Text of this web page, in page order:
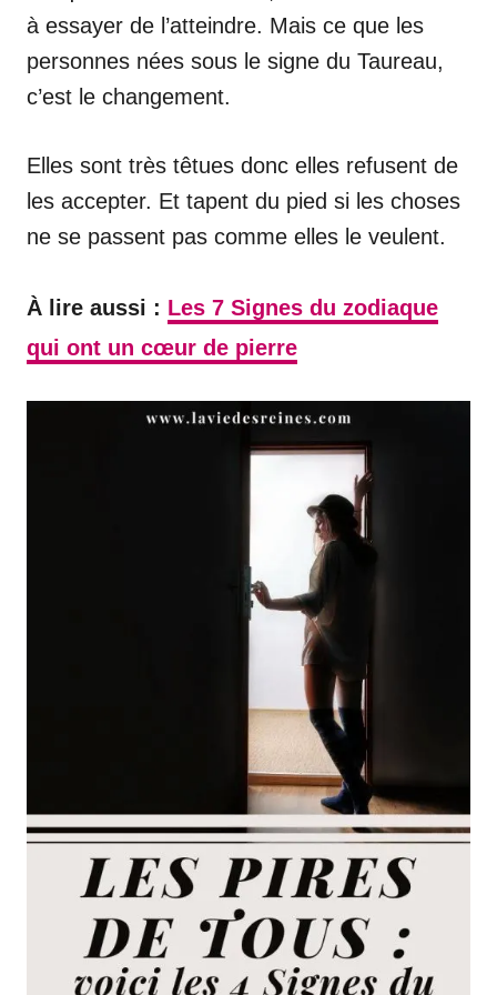
à essayer de l’atteindre. Mais ce que les
personnes nées sous le signe du Taureau,
c’est le changement.
Elles sont très têtues donc elles refusent de
les accepter. Et tapent du pied si les choses
ne se passent pas comme elles le veulent.
À lire aussi : Les 7 Signes du zodiaque
qui ont un cœur de pierre